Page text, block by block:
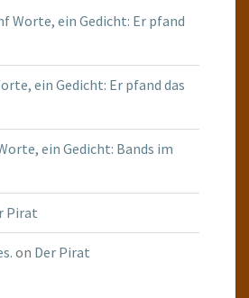
Worte, ein Gedicht: Er pfand
ein Gedicht: Er pfand das
ein Gedicht: Bands im
Pirat
on Der Pirat